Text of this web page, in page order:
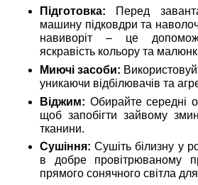
Підготовка: Перед
машину підковдри та
навиворіт – це
яскравість кольору та
Миючі засоби:
уникаючи відбілювачів та
Віджим: Обирайте середні
щоб запобігти зайвому
тканини.
Сушіння: Сушіть білизну у
в добре провітрюваному
прямого сонячного світла